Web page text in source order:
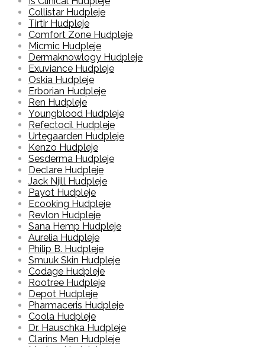
Collistar Hudpleje
Tirtir Hudpleje
Comfort Zone Hudpleje
Micmic Hudpleje
Dermaknowlogy Hudpleje
Exuviance Hudpleje
Oskia Hudpleje
Erborian Hudpleje
Ren Hudpleje
Youngblood Hudpleje
Refectocil Hudpleje
Urtegaarden Hudpleje
Kenzo Hudpleje
Sesderma Hudpleje
Declare Hudpleje
Jack Njill Hudpleje
Payot Hudpleje
Ecooking Hudpleje
Revlon Hudpleje
Sana Hemp Hudpleje
Aurelia Hudpleje
Philip B. Hudpleje
Smuuk Skin Hudpleje
Codage Hudpleje
Rootree Hudpleje
Depot Hudpleje
Pharmaceris Hudpleje
Coola Hudpleje
Dr. Hauschka Hudpleje
Clarins Men Hudpleje